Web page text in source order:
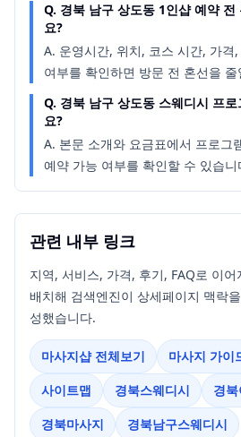
Q. 경북 남구 상도동 1인샵 예약
요?
A. 운영시간, 위치, 코스 시간, 가격
여부를 확인하면 방문 전 혼선을
Q. 경북 남구 상도동 스웨디시 프
요?
A. 본문 소개와 요금표에서 프로그
예약 가능 여부를 확인할 수 있습니
관련 내부 링크
지역, 서비스, 가격, 후기, FAQ로 이
배치해 검색엔진이 상세페이지 맥락
성했습니다.
마사지샵 전체보기 마사지 가이
사이트맵
경북스웨디시
경
경북마사지
경북남구스웨디시